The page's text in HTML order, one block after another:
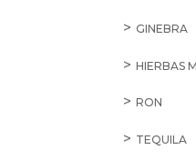
GINEBRA
HIERBAS
RON
TEQUILA